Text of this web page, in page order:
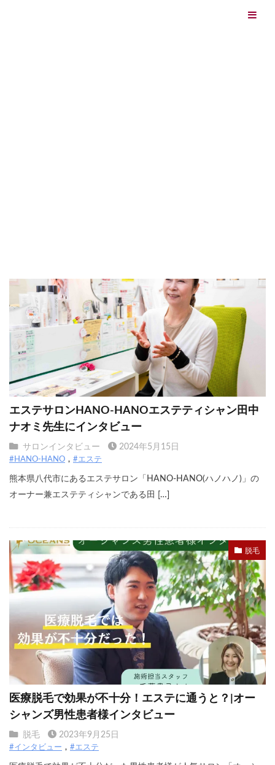
エステサロンHANO-HANOエステティシャン田中
ナオミ先生にインタビュー
サロンインタビュー 2024年5月15日
#HANO-HANO #エステ
熊本県八代市にあるエステサロン「HANO-HANO(ハノハノ)」の
オーナー兼エステティシャンである田 […]
脱毛
医療脱毛で効果が不十分！エステに通うと？|オー
シャンズ男性患者様インタビュー
脱毛 2023年9月25日
#インタビュー #エステ